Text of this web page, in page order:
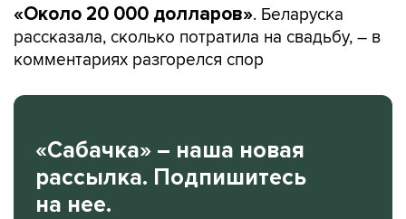
«Около 20 000 долларов». Беларуска
рассказала, сколько потратила на свадьбу, – в
комментариях разгорелся спор
«Сабачка» – наша новая
рассылка. Подпишитесь
на нее.